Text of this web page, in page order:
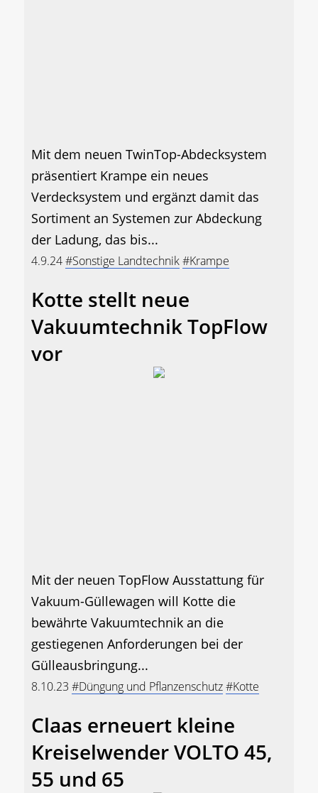
Mit dem neuen TwinTop-Abdecksystem
präsentiert Krampe ein neues
Verdecksystem und ergänzt damit das
Sortiment an Systemen zur Abdeckung
der Ladung, das bis...
4.9.24#Sonstige Landtechnik#Krampe
Kotte stellt neue
Vakuumtechnik TopFlow
vor
Mit der neuen TopFlow Ausstattung für
Vakuum-Güllewagen will Kotte die
bewährte Vakuumtechnik an die
gestiegenen Anforderungen bei der
Gülleausbringung...
8.10.23 #Düngung und Pflanzenschutz#Kotte
Claas erneuert kleine
Kreiselwender VOLTO 45,
55 und 65